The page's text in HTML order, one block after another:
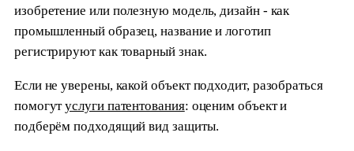
изобретение или полезную модель, дизайн - как
промышленный образец, название и логотип
регистрируют как товарный знак.
Если не уверены, какой объект подходит, разобраться
помогутуслуги патентования: оценим объект и
подберём подходящий вид защиты.